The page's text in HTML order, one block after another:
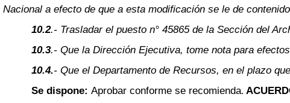
Nacional a efecto de que a esta modificación se le de
10.2.- Trasladar el puesto n° 45865 de la Sección del
10.3.- Que la Dirección Ejecutiva, tome nota para
10.4.- Que el Departamento de Recursos, en el plazo
Se dispone: Aprobar conforme se recomienda.